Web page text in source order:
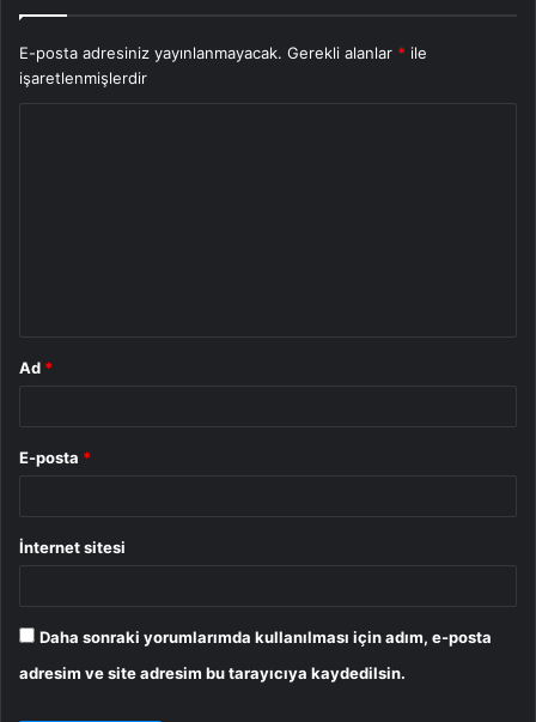
E-posta adresiniz yayınlanmayacak. Gerekli alanlar * ile
işaretlenmişlerdir
Ad *
E-posta *
İnternet sitesi
Daha sonraki yorumlarımda kullanılması için adım, e-posta
adresim ve site adresim bu tarayıcıya kaydedilsin.